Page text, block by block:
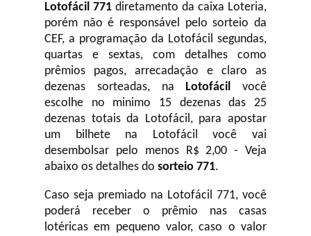
Lotofácil 771 diretamento da caixa Loteria,
porém não é responsável pelo sorteio da
CEF, a programação da Lotofácil segundas,
quartas e sextas, com detalhes como
prêmios pagos, arrecadação e claro as
dezenas sorteadas, na Lotofácil você
escolhe no minimo 15 dezenas das 25
dezenas totais da Lotofácil, para apostar
um bilhete na Lotofácil você vai
desembolsar pelo menos R$ 2,00 - Veja
abaixo os detalhes do sorteio 771.
Caso seja premiado na Lotofácil 771, você
poderá receber o prêmio nas casas
lotéricas em pequeno valor, caso o valor